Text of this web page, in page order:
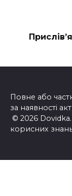
Повне або
за наявності
© 2026
корисних